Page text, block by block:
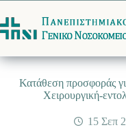
στο
περιεχόμενο
Κατάθεση προσφοράς
Χειρουργική-
15 Σεπ